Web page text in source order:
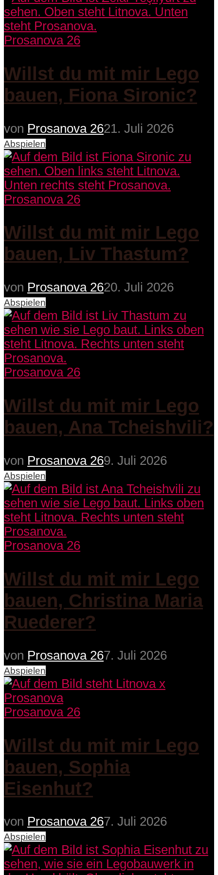
Prosanova 26
Willst du mit mir Lego
bauen, Fiona Sironic?
von Prosanova 2621. Juli 2026
Abspielen
Prosanova 26
Willst du mit mir Lego
bauen, Liv Thastum?
von Prosanova 2620. Juli 2026
Abspielen
Prosanova 26
Willst du mit mir Lego
bauen, Ana Tcheishvili?
von Prosanova 269. Juli 2026
Abspielen
Prosanova 26
Willst du mit mir Lego
bauen, Christina Maria
Ruederer?
von Prosanova 267. Juli 2026
Abspielen
Prosanova 26
Willst du mit mir Lego
bauen, Sophia
Eisenhut?
von Prosanova 267. Juli 2026
Abspielen